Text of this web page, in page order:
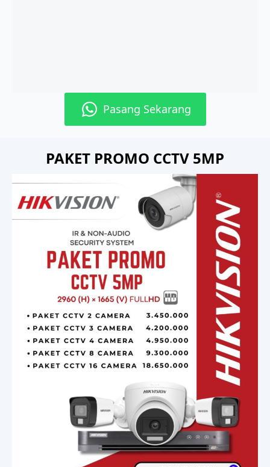
Pasang Sekarang
PAKET PROMO CCTV 5MP